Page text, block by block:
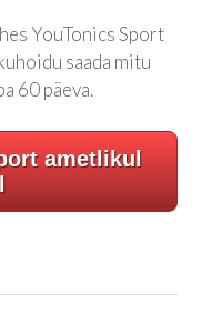
YouTonics Sport
saada mitu
60 päeva.
ametlikul